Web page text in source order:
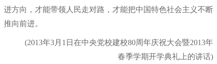
进方向，才能带领人民走对路，才能把中国特色社会主义不断
推向前进。
(2013年3月1日在中央党校建校80周年庆祝大会暨2013年
春季学期开学典礼上的讲话)